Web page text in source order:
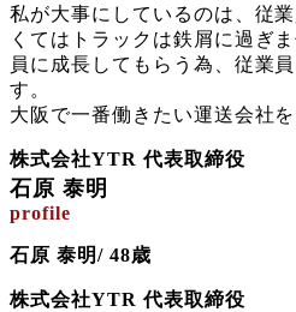
私が大事にしているのは、従
くてはトラックは鉄屑に過ぎ
員に成長してもらう為、従業
す。
大阪で一番働きたい運送会社
株式会社YTR 代表取締役
石原 泰明
profile
石原 泰明/ 48歳
株式会社YTR 代表取締役